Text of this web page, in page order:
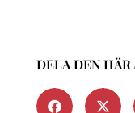
DELA DEN